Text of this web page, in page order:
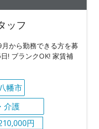
ッフ
から勤務できる方を募
! ブランクOK! 家賃補
幡市
介護
円